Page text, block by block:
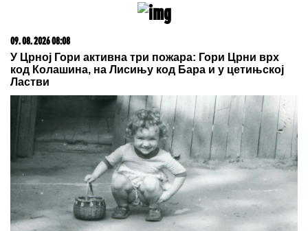
09. 08. 2026 08:08
У Црној Гори активна три пожара: Гори Црни врх
код Колашина, на Лисињу код Бара и у цетињској
Ластви